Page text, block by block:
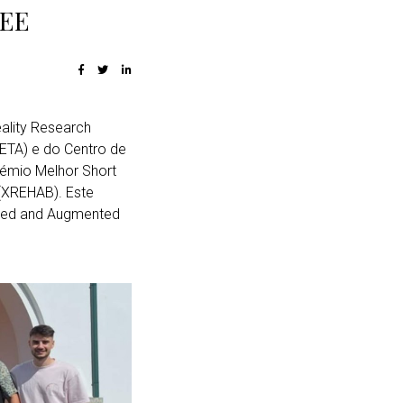
Research
e do Centro de
Melhor Short
Este
and Augmented